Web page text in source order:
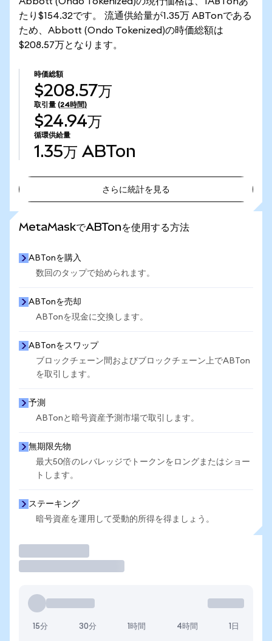
たり$154.32です。 流通供給量が1.35万 ABTonである
ため、Abbott (Ondo Tokenized)の時価総額は
$208.57万となります。
時価総額
$208.57万
取引量 (24時間)
$24.94万
循環供給量
1.35万 ABTon
さらに統計を見る
MetaMaskでABTonを使用する方法
ABTonを購入
数回のタップで始められます。
ABTonを売却
ABTonを現金に交換します。
ABTonをスワップ
ブロックチェーン間およびブロックチェーン上でABTon
を取引します。
予測
ABTonと暗号資産予測市場で取引します。
無期限先物
最大50倍のレバレッジでトークンをロングまたはショー
トします。
ステーキング
暗号資産を運用して受動的所得を得ましょう。
15分 30分 1時間 4時間 1日